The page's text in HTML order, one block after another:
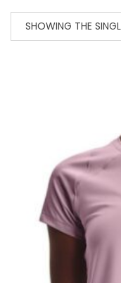
SHOWING THE